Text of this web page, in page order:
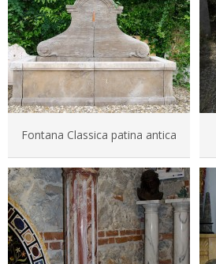
Fontana Classica patina antica